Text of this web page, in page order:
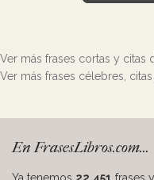
Ver más frases cortas y citas
Ver más frases célebres,
En FrasesLibros.com...